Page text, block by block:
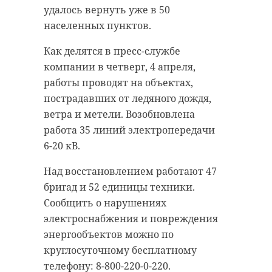
удалось вернуть уже в 50
населенных пунктов.
Как делятся в пресс-службе
компании в четверг, 4 апреля,
работы проводят на объектах,
пострадавших от ледяного дождя,
ветра и метели. Возобновлена
работа 35 линий электропередачи
6-20 кВ.
Над восстановлением работают 47
бригад и 52 единицы техники.
Сообщить о нарушениях
электроснабжения и повреждения
энергообъектов можно по
круглосуточному бесплатному
телефону: 8-800-220-0-220.
губернатору Александру
Дрозденко обратились местные
жители, которые попросили
восстановить маршрут.
Пока на линию вывели один
автобус, который выезжает
каждодневно из Федоровского в 6
утра. Финальный рейс - из
Колпино, в восемь вечера.
Салон оснащен валидатором.
Оплатить проезд можно
банковской картой и льготным
проездным.
отмечается в сообщении.
В Ленинградской области - все еще
неблагоприятная погодная
обстановка. Мокрые снегопады
весь день прогнозируются в
Лодейнопольском, Подпорожском,
Бокситогорском и Тихвинском
районах. Сложная ситуация на
дорогах - Гатчинском, Тосненском
началось потепление, а с 16 -
снова похолодание. Такая же
картина - в Лугах и Сланцах.
В остальных районах 47 региона
ожидается стабильный
небольшой мороз и ветер.